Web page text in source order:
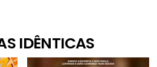
IDÊNTICAS